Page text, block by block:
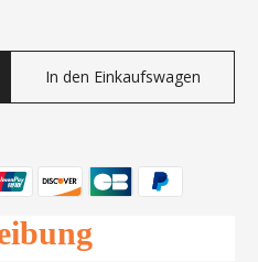
In den Einkaufswagen